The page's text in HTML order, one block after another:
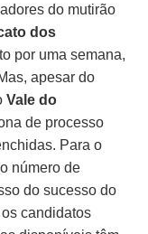
do mutirão
dos
por uma semana,
apesar do
Vale do
de processo
Para o
número de
do sucesso do
candidatos